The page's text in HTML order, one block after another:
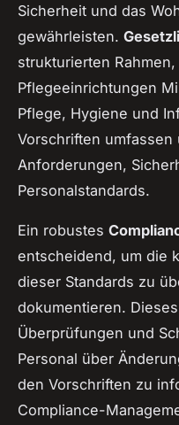
Sicherheit und das
gewährleisten.
strukturierten
Pflegeeinrichtungen
Pflege, Hygiene und
Vorschriften
Anforderungen,
Personalstandards.
Ein robustes
entscheidend, um die
dieser Standards zu
dokumentieren.
Überprüfungen und
Personal über
den Vorschriften zu
Compliance-